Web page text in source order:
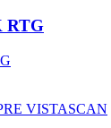
RTG
VISTASCAN